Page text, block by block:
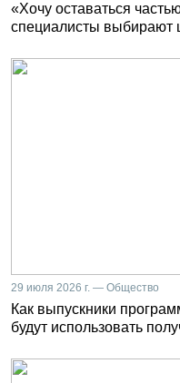
«Хочу оставаться
специалисты выбирают
29 июля 2026 г. — Общество
Как выпускники
будут использовать